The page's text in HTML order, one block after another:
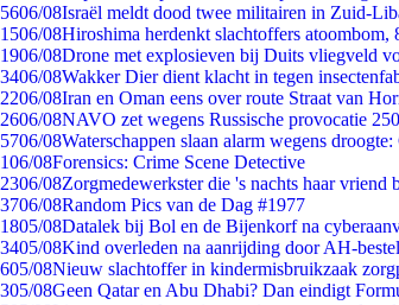
5606/08Israël meldt dood twee militairen in Zuid-
1506/08Hiroshima herdenkt slachtoffers atoombom,
1906/08Drone met explosieven bij Duits vliegveld
3406/08Wakker Dier dient klacht in tegen
2206/08Iran en Oman eens over route Straat van
2606/08NAVO zet wegens Russische provocatie
5706/08Waterschappen slaan alarm wegens
106/08Forensics: Crime Scene Detective
2306/08Zorgmedewerkster die 's nachts haar vriend
3706/08Random Pics van de Dag #1977
1805/08Datalek bij Bol en de Bijenkorf na
3405/08Kind overleden na aanrijding door AH-
605/08Nieuw slachtoffer in kindermisbruikzaak
305/08Geen Qatar en Abu Dhabi? Dan eindigt